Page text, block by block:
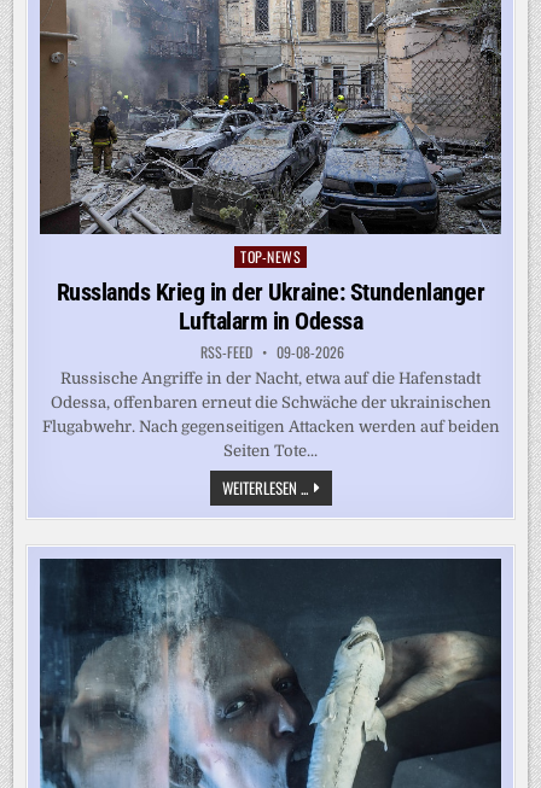
Posted
in
TOP-NEWS
Russlands Krieg in der Ukraine: Stundenlanger
Luftalarm in Odessa
RSS-FEED 09-08-2026
Russische Angriffe in der Nacht, etwa auf die Hafenstadt
Odessa, offenbaren erneut die Schwäche der ukrainischen
Flugabwehr. Nach gegenseitigen Attacken werden auf beiden
Seiten Tote...
WEITERLESEN ... RUSSLANDS
KRIEG
IN
UKRAINE:
STUNDENLANGER